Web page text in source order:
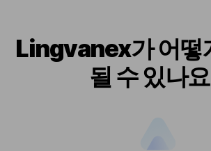
Lingvanex가 어떻
될 수 있나